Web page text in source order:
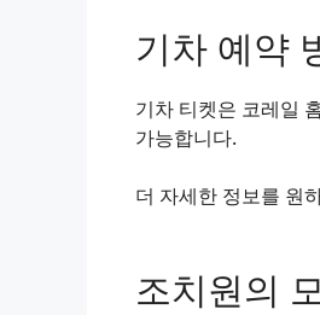
기차 예약
기차 티켓은 코레일
가능합니다.
더 자세한 정보를 원
조치원의